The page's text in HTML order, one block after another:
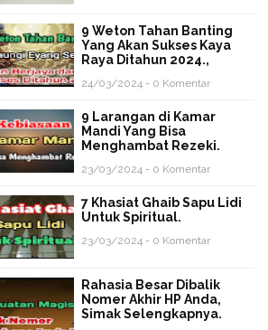
9 Weton Tahan Banting
Yang Akan Sukses Kaya
Raya Ditahun 2024.,
24/03/2024 - 0 Komentar
9 Larangan di Kamar
Mandi Yang Bisa
Menghambat Rezeki.
23/03/2024 - 0 Komentar
7 Khasiat Ghaib Sapu Lidi
Untuk Spiritual.
23/03/2024 - 0 Komentar
Rahasia Besar Dibalik
Nomer Akhir HP Anda,
Simak Selengkapnya.